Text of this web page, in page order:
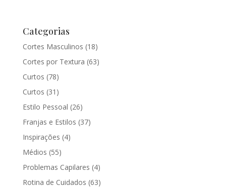
Categorias
Cortes Masculinos (18)
Cortes por Textura (63)
Curtos (78)
Curtos (31)
Estilo Pessoal (26)
Franjas e Estilos (37)
Inspirações (4)
Médios (55)
Problemas Capilares (4)
Rotina de Cuidados (63)